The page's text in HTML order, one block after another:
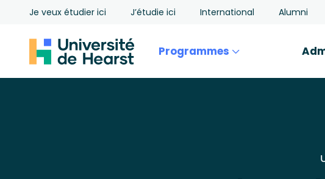
Je veux étudier ici J’étudie ici International Alumni
Programmes